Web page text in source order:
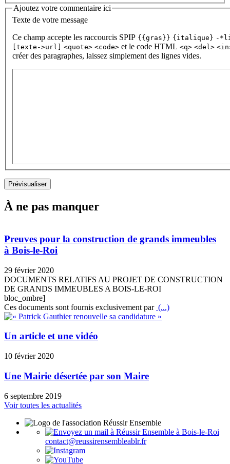
Ajoutez votre commentaire ici
Texte de votre message
Ce champ accepte les raccourcis SPIP {{gras}} {italique} -
[texte->url]
<quote> <code> et le code HTML <q> <del>
créer des paragraphes, laissez simplement des lignes vides.
À ne pas manquer
Preuves pour la construction de grands immeubles
à Bois-le-Roi
29 février 2020
DOCUMENTS RELATIFS AU PROJET DE CONSTRUCTION
DE GRANDS IMMEUBLES A BOIS-LE-ROI
bloc_ombre]
Ces documents sont fournis exclusivement par (...)
Un article et une vidéo
10 février 2020
Une Mairie désertée par son Maire
6 septembre 2019
Voir toutes les actualités
contact@reussirensembleablr.fr